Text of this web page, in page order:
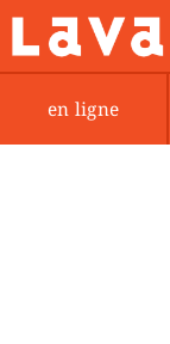
en ligne